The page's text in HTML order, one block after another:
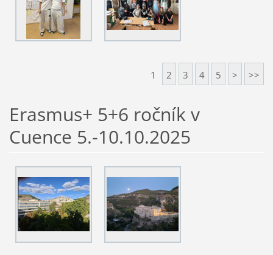
1 2 3 4 5 > >>
Erasmus+ 5+6 ročník v
Cuence 5.-10.10.2025